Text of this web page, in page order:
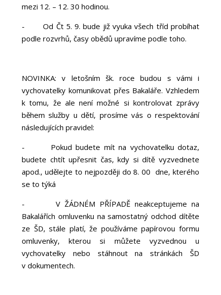
mezi 12. – 12. 30 hodinou.
-Od Čt 5. 9. bude již vyuka všech tříd probíhat
podle rozvrhů, časy obědů upravíme podle toho.
NOVINKA: v letošním šk. roce budou s vámi i
vychovatelky komunikovat přes Bakaláře. Vzhledem
k tomu, že ale není možné si kontrolovat zprávy
během služby u dětí, prosíme vás o respektování
následujících pravidel:
- Pokud budete mít na vychovatelku dotaz,
budete chtít upřesnit čas, kdy si dítě vyzvednete
apod., udělejte to nejpozději do 8. 00 dne, kterého
se to týká
- V ŽÁDNÉM PŘÍPADĚ neakceptujeme na
Bakalářích omluvenku na samostatný odchod dítěte
ze ŠD, stále platí, že používáme papírovou formu
omluvenky, kterou si můžete vyzvednou u
vychovatelky nebo stáhnout na stránkách ŠD
v dokumentech.